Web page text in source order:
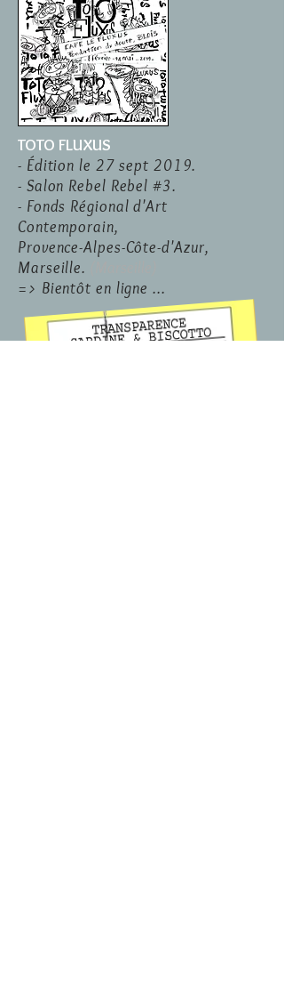
TOTO FLUXUS
- Édition le 27 sept 2019.
- Salon Rebel Rebel #3.
- Fonds Régional d'Art
Contemporain,
Provence-Alpes-Côte-d'Azur,
Marseille.
=> Bientôt en ligne ...